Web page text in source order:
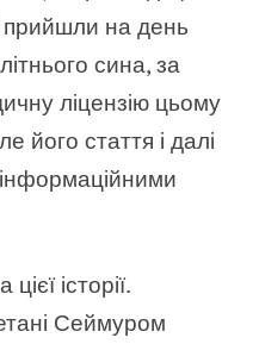
прийшли на день
сина, за
ліцензію цьому
його стаття і далі
історії.
Сеймуром